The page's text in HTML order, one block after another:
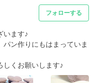
フォローする
います♪
ン作りにもはまっていま
しくお願いします♪